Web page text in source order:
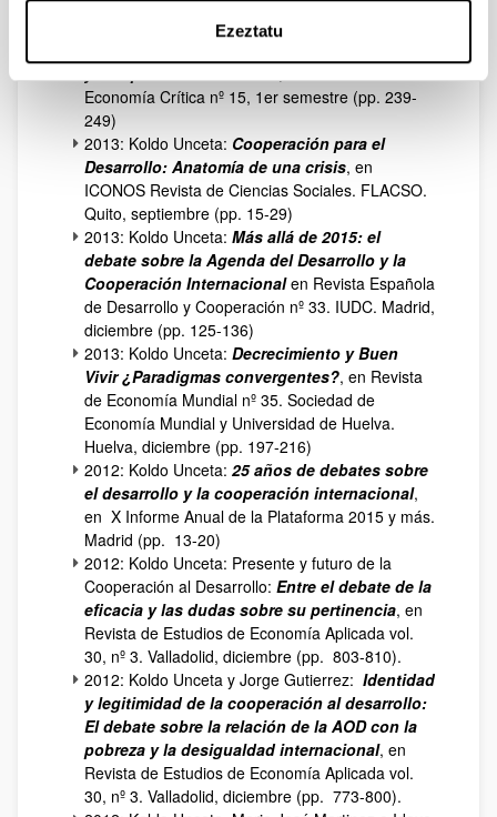
Ezeztatu
2013: Koldo Unceta:Javier Martínez Peinado,
Economía Crítica nº 15, 1er semestre (pp. 239-
249)
2013: Koldo Unceta: Cooperación para el
Desarrollo: Anatomía de una crisis, en
ICONOS Revista de Ciencias Sociales. FLACSO.
Quito, septiembre (pp. 15-29)
2013: Koldo Unceta: Más allá de 2015: el
debate sobre la Agenda del Desarrollo y la
Cooperación Internacionalen Revista Española
de Desarrollo y Cooperación nº 33. IUDC. Madrid,
diciembre (pp. 125-136)
2013: Koldo Unceta: Decrecimiento y Buen
Vivir ¿Paradigmas convergentes?, en Revista
de Economía Mundial nº 35. Sociedad de
Economía Mundial y Universidad de Huelva.
Huelva, diciembre (pp. 197-216)
2012: Koldo Unceta: 25 años de debates sobre
el desarrollo y la cooperación internacional,
en X Informe Anual de la Plataforma 2015 y más.
Madrid (pp. 13-20)
2012: Koldo Unceta: Presente y futuro de la
Cooperación al Desarrollo: Entre el debate de la
eficacia y las dudas sobre su pertinencia, en
Revista de Estudios de Economía Aplicada vol.
30, nº 3. Valladolid, diciembre (pp. 803-810).
2012: Koldo Unceta y Jorge Gutierrez: Identidad
y legitimidad de la cooperación al desarrollo:
El debate sobre la relación de la AOD con la
pobreza y la desigualdad internacional, en
Revista de Estudios de Economía Aplicada vol.
30, nº 3. Valladolid, diciembre (pp. 773-800).